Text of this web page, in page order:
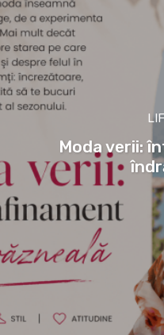
Moda verii: